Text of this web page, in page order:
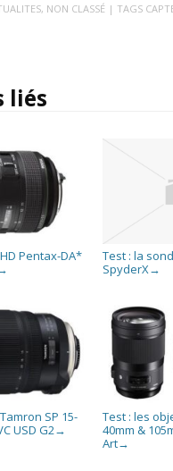
, NON CLASSÉ | TAGS
liés
Pentax-DA*
Test : la
SpyderX→
SP 15-
USD G2→
Test : les
40mm &
Art→